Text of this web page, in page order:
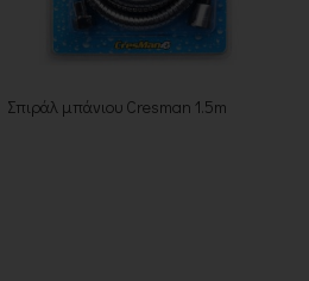
Σπιράλ μπάνιου Cresman 1.5m